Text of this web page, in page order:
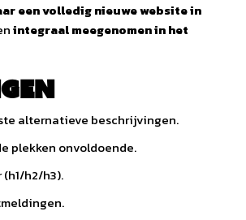
een volledig nieuwe website in
integraal meegenomen in het
alternatieve beschrijvingen.
plekken onvoldoende.
h2/h3).